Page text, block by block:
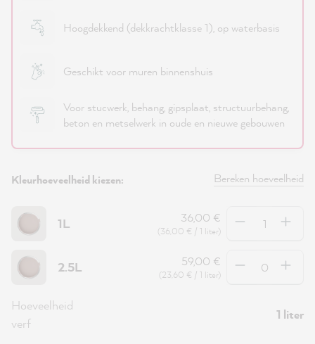
Hoogdekkend (dekkrachtklasse 1), op waterbasis
Geschikt voor muren binnenshuis
Voor stucwerk, behang, gipsplaat, structuurbehang,
beton en metselwerk in oude en nieuwe gebouwen
Kleurhoeveelheid kiezen: Bereken hoeveelheid
1L 36,00 €
(36,00 € / 1 liter)
Hoeveelheid
2.5L 59,00 €
(23,60 € / 1 liter)
Hoeveelheid
Hoeveelheid
verf
1 liter